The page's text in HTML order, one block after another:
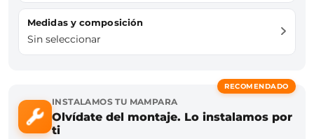
Medidas y composición
Sin seleccionar
RECOMENDADO
INSTALAMOS TU MAMPARA
Olvídate del montaje. Lo instalamos por
ti